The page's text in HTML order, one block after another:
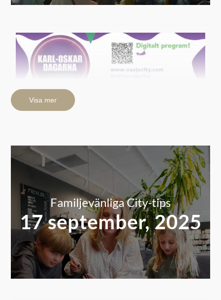
Visa mer
Familjevänliga City-tips
17 september, 2025